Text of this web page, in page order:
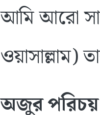
আমি আরো
ওয়াসাল্লাম)
অজুর